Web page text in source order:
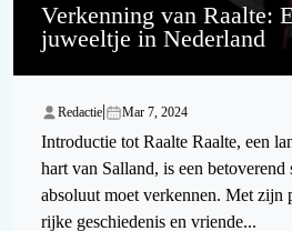
Verkenning van Raalte:
juweeltje in Nederland
Redactie| Mar 7, 2024
Introductie tot Raalte Raalte, een
hart van Salland, is een
absoluut moet verkennen. Met zijn
rijke geschiedenis en vriende...